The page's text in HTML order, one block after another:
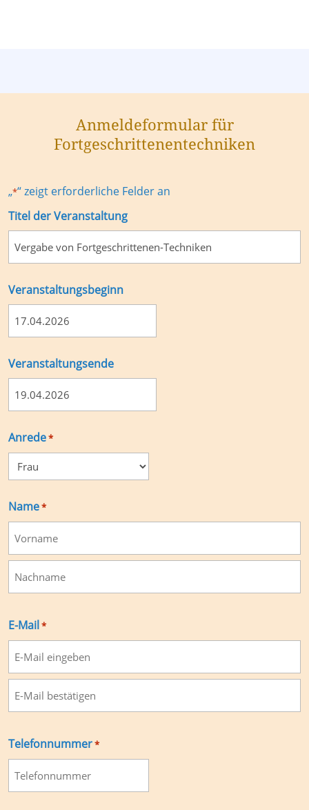
Anmeldeformular für
Fortgeschrittenentechniken
„*“ zeigt erforderliche Felder an
Titel der Veranstaltung
Veranstaltungsbeginn
TT
MM
Punkt
JJJJ
Veranstaltungsende
TT
MM
Punkt
JJJJ
Anrede*
Name*
Vorname
E-Mail*
E-
Mail
eingeben
Mail
Telefonnummer*